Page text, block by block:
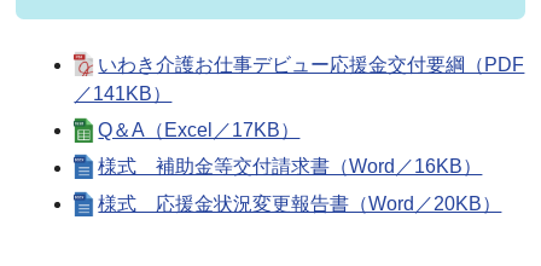
いわき介護お仕事デビュー応援金交付要綱（PDF
／141KB）
Q＆A（Excel／17KB）
様式 補助金等交付請求書（Word／16KB）
様式 応援金状況変更報告書（Word／20KB）